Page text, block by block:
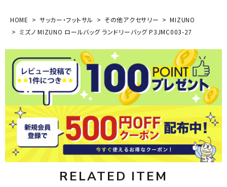
HOME サッカー・フットサル その他アクセサリー
MIZUNO
ミズノ MIZUNO ロールバッグ ランドリーバッグ P3JMC003-27
RELATED ITEM